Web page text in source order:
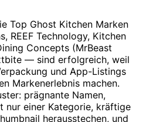
Top Ghost Kitchen Marken
REEF Technology, Kitchen
Concepts (MrBeast
— sind erfolgreich, weil
und App-Listings
Markenerlebnis machen.
prägnante Namen,
nur einer Kategorie, kräftige
herausstechen, und